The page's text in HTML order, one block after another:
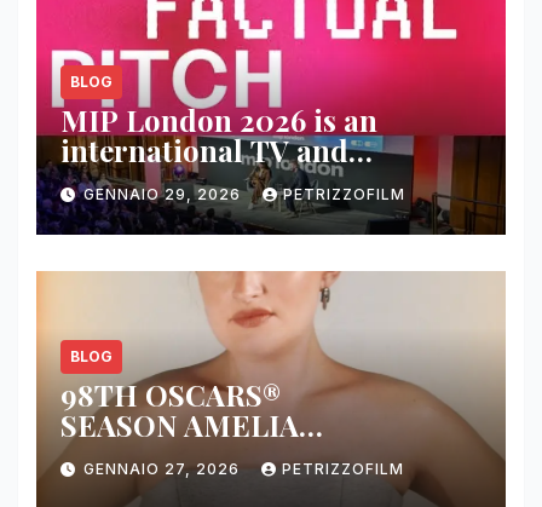
BLOG
MIP London 2026 is an
international TV and
streaming content market
GENNAIO 29, 2026 PETRIZZOFILM
BLOG
98TH OSCARS®
SEASON AMELIA
DIMOLDENBERG RETURNS
FOR THIRD YEAR
GENNAIO 27, 2026 PETRIZZOFILM